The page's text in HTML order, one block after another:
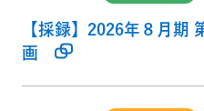
【採録】2026年８月期
画